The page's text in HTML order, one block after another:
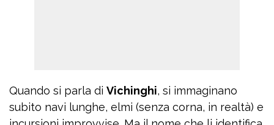
Quando si parla di Vichinghi, si immaginano
subito navi lunghe, elmi (senza corna, in realtà) e